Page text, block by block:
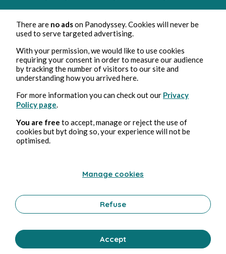
Mar 1, 2022 2 min de lecture
Exactement comme prévuExactement
Bien-être
0 Commentaire 0 republication
There are no adson Panodyssey. Cookies will never be
used to serve targeted advertising.
With your permission, we would like to use cookies
requiring your consent in order to measure our audience
by tracking the number of visitors to our site and
understanding how you arrived here.
For more information you can check out our Privacy
Policy page
You are free to accept, manage or reject the use of
cookies but byt doing so, your experience will not be
optimised.
Manage cookies
Refuse
Accept